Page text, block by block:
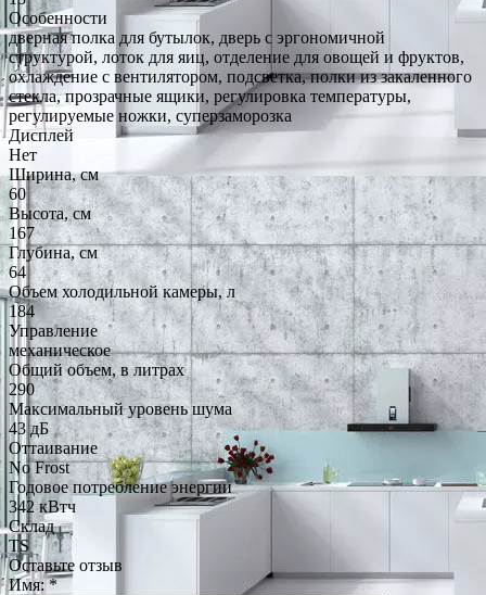
Особенности
дверная полка для бутылок, дверь с эргономичной
структурой, лоток для яиц, отделение для овощей и фруктов,
охлаждение с вентилятором, подсветка, полки из закаленного
стекла, прозрачные ящики, регулировка температуры,
регулируемые ножки, суперзаморозка
Дисплей
Нет
Ширина, см
60
Высота, см
167
Глубина, см
64
Объем холодильной камеры, л
184
Управление
механическое
Общий объем, в литрах
290
Максимальный уровень шума
43 дБ
Оттаивание
No Frost
Годовое потребление энергии
342 кВтч
Склад
TS
Оставьте отзыв
Имя:*